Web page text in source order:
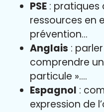
PSE : pratiques
ressources en
prévention…
Anglais :
comprendre
particule »….
Espagnol :
expression de